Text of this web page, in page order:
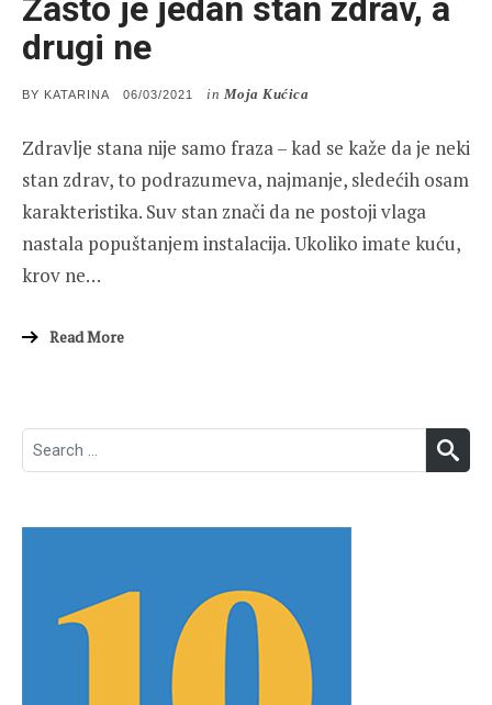
Zašto je jedan stan zdrav, a
drugi ne
BY KATARINA
POSTED
06/03/2021 in Moja Kućica
Zdravlje stana nije samo fraza – kad se kaže da je neki
stan zdrav, to podrazumeva, najmanje, sledećih osam
karakteristika. Suv stan znači da ne postoji vlaga
nastala popuštanjem instalacija. Ukoliko imate kuću,
krov ne…
Read More
Search
for: